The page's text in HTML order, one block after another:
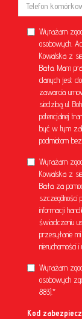
Wyrażam
osobowych.
Kowalska z
Biała. Mam
danych jest
zawarcia
siedzibą ul.
potencjalnej
być w tym
podmiotom
Wyrażam
Kowalska z
Biała za
szczególności
informacji
świadczeniu
przesyłanie
nieruchomości
Wyrażam
osobowych
883).*
Kod